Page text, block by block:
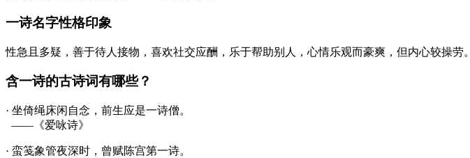
一诗名字性格印象
性急且多疑，善于待人接物，喜欢社交应酬，乐于帮助别人，心情乐观而豪爽，但内心较操劳。
含一诗的古诗词有哪些？
· 坐倚绳床闲自念，前生应是一诗僧。
——《爱咏诗》
· 蛮笺象管夜深时，曾赋陈宫第一诗。